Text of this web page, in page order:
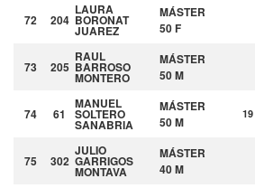
72 204
LAURA
BORONAT
JUAREZ
MÁSTER
50 F
73 205
RAUL
BARROSO
MONTERO
MÁSTER
50 M
74 61
MANUEL
SOLTERO
SANABRIA
MÁSTER
50 M
19
75 302
JULIO
GARRIGOS
MONTAVA
MÁSTER
40 M